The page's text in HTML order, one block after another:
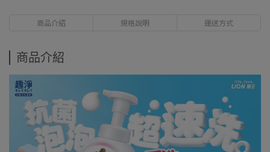
商品介紹 規格說明 運送方式
商品介紹